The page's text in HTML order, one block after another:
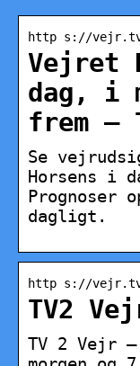
http s://
Vejret
dag, i
frem –
Se
Horsens i
Prognoser
dagligt.
http s://
TV2
TV 2 Vejr